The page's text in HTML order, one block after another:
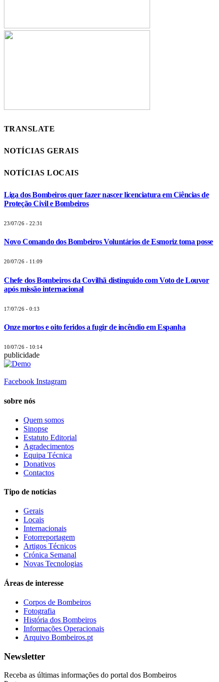
TRANSLATE
NOTÍCIAS GERAIS
NOTÍCIAS LOCAIS
Liga dos Bombeiros quer fazer nascer licenciatura em Ciências de
Proteção Civil e Bombeiros
23/07/26 - 22:31
Novo Comando dos Bombeiros Voluntários de Esmoriz toma posse
20/07/26 - 11:09
Chefe dos Bombeiros da Covilhã distinguido com Voto de Louvor
após missão internacional
17/07/26 - 0:13
Onze mortos e oito feridos a fugir de incêndio em Espanha
10/07/26 - 10:14
publicidade
Facebook Instagram
sobre nós
Quem somos
Sinopse
Estatuto Editorial
Agradecimentos
Equipa Técnica
Donativos
Contactos
Tipo de notícias
Gerais
Locais
Internacionais
Fotorreportagem
Artigos Técnicos
Crónica Semanal
Novas Tecnologias
Áreas de interesse
Corpos de Bombeiros
Fotografia
História dos Bombeiros
Informações Operacionais
Arquivo Bombeiros.pt
Newsletter
Receba as últimas informações do portal dos Bombeiros